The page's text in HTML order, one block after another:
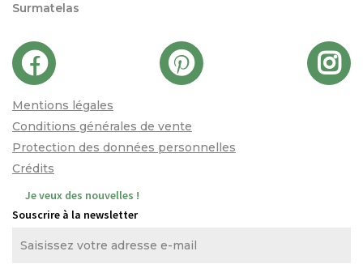
Surmatelas
Mentions légales
Conditions générales de vente
Protection des données personnelles
Crédits
Je veux des nouvelles !
Souscrire à la newsletter